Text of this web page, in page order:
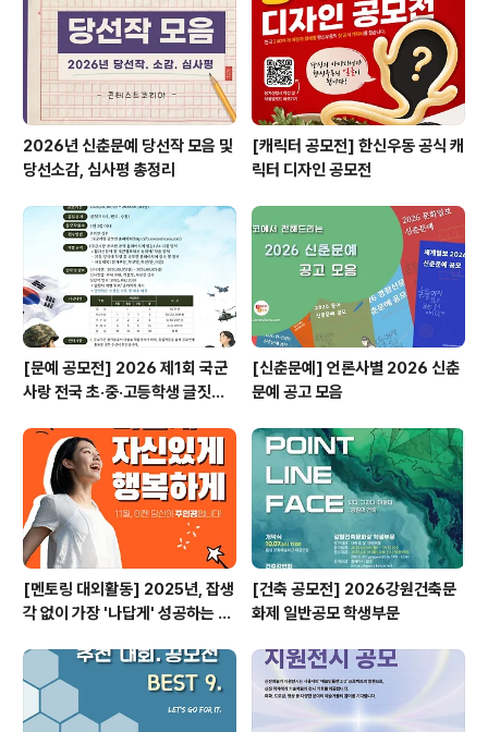
petition 2024) ​ ​​ ​ 자세한 내용은 콘테스트코리아 홈페이
지에서 확인하시면 도움이 됩니다~​ 콘..
2026년 신춘문예 당선작 모음 및
당선소감, 심사평 총정리
[캐릭터 공모전] 한신우동 공식 캐
릭터 디자인 공모전
[문예 공모전] 2026 제1회 국군
사랑 전국 초·중·고등학생 글짓기
[신춘문예] 언론사별 2026 신춘
문예 공고 모음
[멘토링 대외활동] 2025년, 잡생
각 없이 가장 '나답게' 성공하는 법
[건축 공모전] 2026강원건축문
화제 일반공모 학생부문